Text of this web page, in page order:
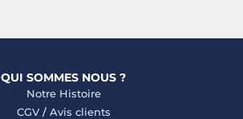
QUI SOMMES NOUS ?
Notre Histoire
CGV/ Avis clients